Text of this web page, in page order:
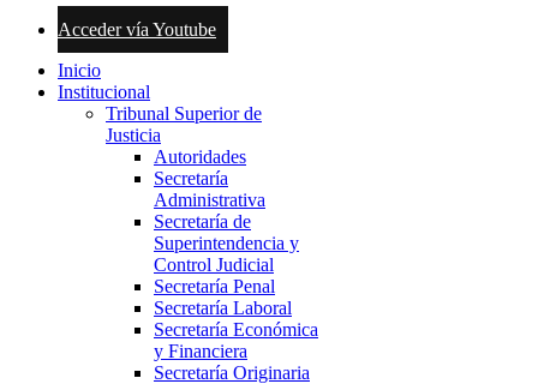
Acceder vía Youtube
Inicio
Institucional
Tribunal Superior de
Justicia
Autoridades
Secretaría
Administrativa
Secretaría de
Superintendencia y
Control Judicial
Secretaría Penal
Secretaría Laboral
Secretaría Económica
y Financiera
Secretaría Originaria